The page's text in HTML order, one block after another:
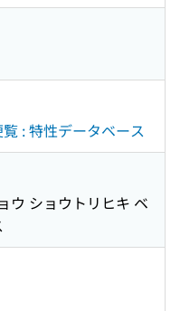
: 特性データベース
ウ ショウトリヒキ ベ